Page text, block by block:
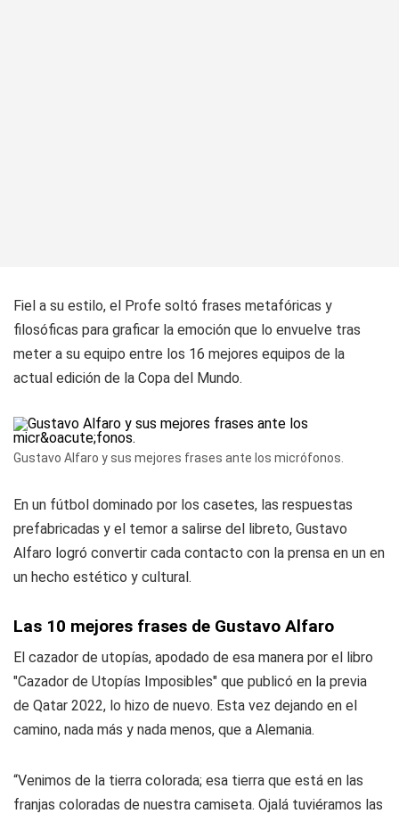
Fiel a su estilo, el Profe soltó frases metafóricas y
filosóficas para graficar la emoción que lo envuelve tras
meter a su equipo entre los 16 mejores equipos de la
actual edición de la Copa del Mundo.
Gustavo Alfaro y sus mejores frases ante los micrófonos.
En un fútbol dominado por los casetes, las respuestas
prefabricadas y el temor a salirse del libreto, Gustavo
Alfaro logró convertir cada contacto con la prensa en un en
un hecho estético y cultural.
Las 10 mejores frases de Gustavo Alfaro
El cazador de utopías, apodado de esa manera por el libro
"Cazador de Utopías Imposibles" que publicó en la previa
de Qatar 2022, lo hizo de nuevo. Esta vez dejando en el
camino, nada más y nada menos, que a Alemania.
“Venimos de la tierra colorada; esa tierra que está en las
franjas coloradas de nuestra camiseta. Ojalá tuviéramos las